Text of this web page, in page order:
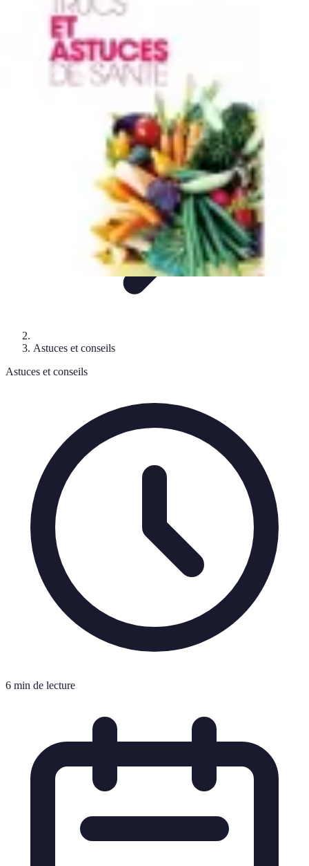
Gâteaux Maison
Conseils
Gâteaux Maison
Astuces et conseils
Astuces et conseils
6 min de lecture